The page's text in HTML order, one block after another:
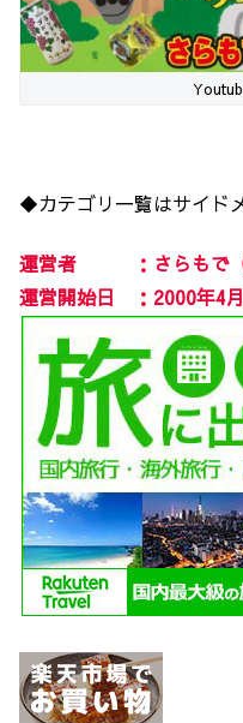
◆カテゴリ一覧はサイド
運営者 ：さらもで（
運営開始日 ：2000年4